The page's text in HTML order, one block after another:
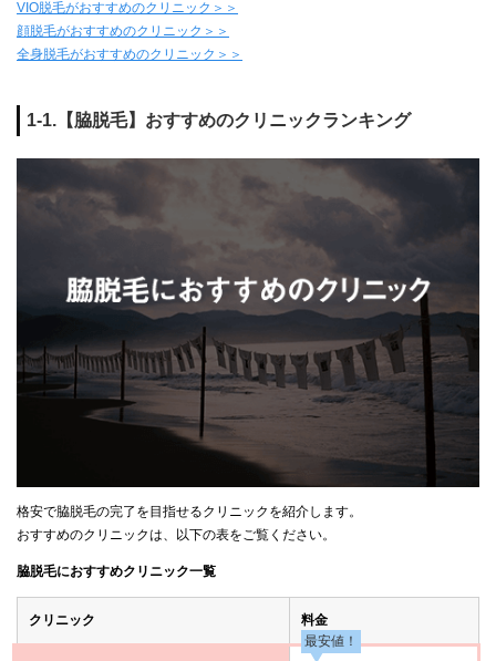
VIO脱毛がおすすめのクリニック＞＞
顔脱毛がおすすめのクリニック＞＞
全身脱毛がおすすめのクリニック＞＞
1-1.【脇脱毛】おすすめのクリニックランキング
格安で脇脱毛の完了を目指せるクリニックを紹介します。
おすすめのクリニックは、以下の表をご覧ください。
脇脱毛におすすめクリニック一覧
クリニック 料金
最安値！